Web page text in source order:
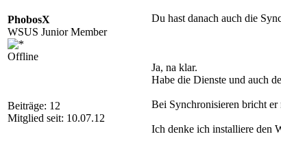
PhobosX
WSUS Junior Member
Offline
Beiträge: 12
Mitglied seit: 10.07.12
Du hast danach auch die
Ja, na klar.
Habe die Dienste und auch
Bei Synchronisieren bricht
Ich denke ich installiere den